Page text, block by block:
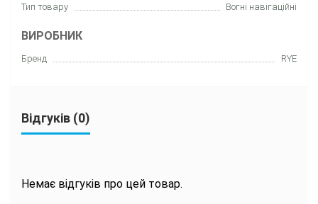
Тип товару
Вогні навігаційні
ВИРОБНИК
Бренд RYE
Відгуків (0)
Немає відгуків про цей товар.